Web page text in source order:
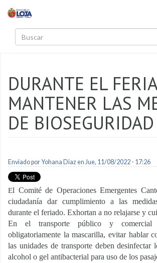
DURANTE EL
MANTENER LAS
DE BIOSEGURIDAD
Enviado porYohana Diazen Jue, 11/08/2022 - 17:26
El Comité de Operaciones Emergentes
ciudadanía dar cumplimiento a las
durante el feriado. Exhortan a no relajarse y
En el transporte público y comercial
obligatoriamente la mascarilla, evitar hablar
las unidades de transporte deben desinfectar
alcohol o gel antibacterial para uso de los